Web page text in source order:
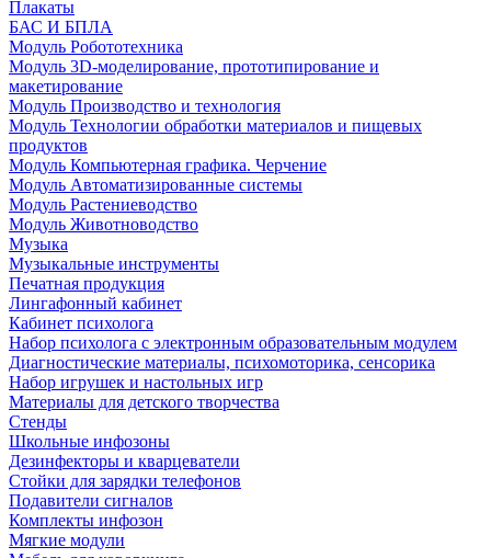
Плакаты
БАС И БПЛА
Модуль Робототехника
Модуль 3D-моделирование, прототипирование и
макетирование
Модуль Производство и технология
Модуль Технологии обработки материалов и пищевых
продуктов
Модуль Компьютерная графика. Черчение
Модуль Автоматизированные системы
Модуль Растениеводство
Модуль Животноводство
Музыка
Музыкальные инструменты
Печатная продукция
Лингафонный кабинет
Кабинет психолога
Набор психолога с электронным образовательным модулем
Диагностические материалы, психомоторика, сенсорика
Набор игрушек и настольных игр
Материалы для детского творчества
Стенды
Школьные инфозоны
Дезинфекторы и кварцеватели
Стойки для зарядки телефонов
Подавители сигналов
Комплекты инфозон
Мягкие модули